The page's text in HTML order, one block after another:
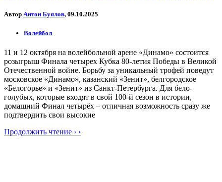
Автор Антон Буялов, 09.10.2025
Волейбол
11 и 12 октября на волейбольной арене «Динамо» состоится
розыгрыш Финала четырех Кубка 80-летия Победы в Великой
Отечественной войне. Борьбу за уникальный трофей поведут
московское «Динамо», казанский «Зенит», белгородское
«Белогорье» и «Зенит» из Санкт-Петербурга. Для бело-
голубых, которые входят в свой 100-й сезон в истории,
домашний Финал четырёх – отличная возможность сразу же
подтвердить свои высокие
Продолжить чтение › ›